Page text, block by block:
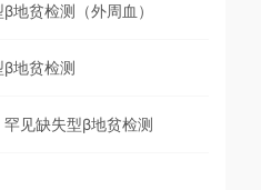
地贫检测（外周血）
地贫检测
罕见缺失型β地贫检测